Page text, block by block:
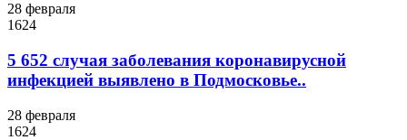
28 февраля
1624
5 652 случая заболевания коронавирусной
инфекцией выявлено в Подмосковье..
28 февраля
1624